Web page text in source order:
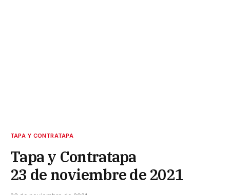
TAPA Y CONTRATAPA
Tapa y Contratapa
23 de noviembre de 2021